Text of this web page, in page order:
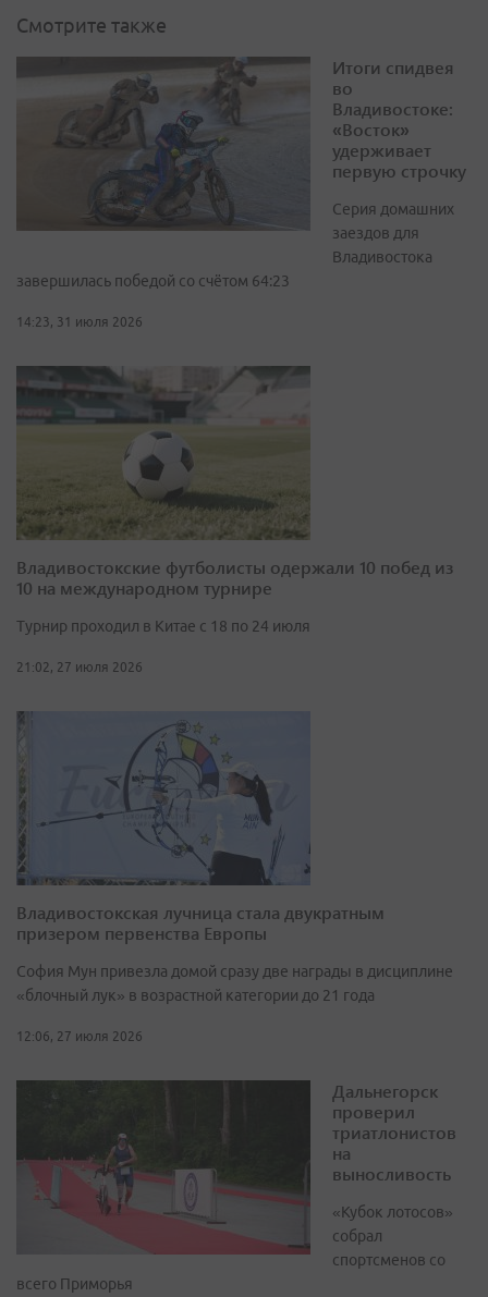
Смотрите также
Итоги спидвея
во
Владивостоке:
«Восток»
удерживает
первую строчку
Серия домашних
заездов для
Владивостока
завершилась победой со счётом 64:23
14:23, 31 июля 2026
Владивостокские футболисты одержали 10 побед из
10 на международном турнире
Турнир проходил в Китае с 18 по 24 июля
21:02, 27 июля 2026
Владивостокская лучница стала двукратным
призером первенства Европы
София Мун привезла домой сразу две награды в дисциплине
«блочный лук» в возрастной категории до 21 года
12:06, 27 июля 2026
Дальнегорск
проверил
триатлонистов
на
выносливость
«Кубок лотосов»
собрал
спортсменов со
всего Приморья